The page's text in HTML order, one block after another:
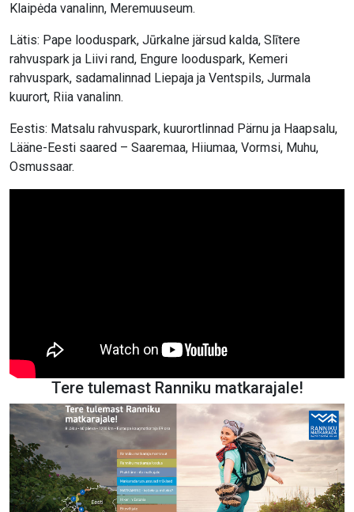
Klaipėda vanalinn, Meremuuseum.
Lätis: Pape looduspark, Jūrkalne järsud kalda, Slītere
rahvuspark ja Liivi rand, Engure looduspark, Kemeri
rahvuspark, sadamalinnad Liepaja ja Ventspils, Jurmala
kuurort, Riia vanalinn.
Eestis: Matsalu rahvuspark, kuurortlinnad Pärnu ja Haapsalu,
Lääne-Eesti saared – Saaremaa, Hiiumaa, Vormsi, Muhu,
Osmussaar.
Tere tulemast Ranniku matkarajale!